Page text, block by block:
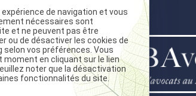
de navigation et vous
nécessaires sont
et ne peuvent pas être
ou de désactiver les cookies de
vos préférences. Vous
en cliquant sur le lien
noter que la désactivation
fonctionnalités du site.